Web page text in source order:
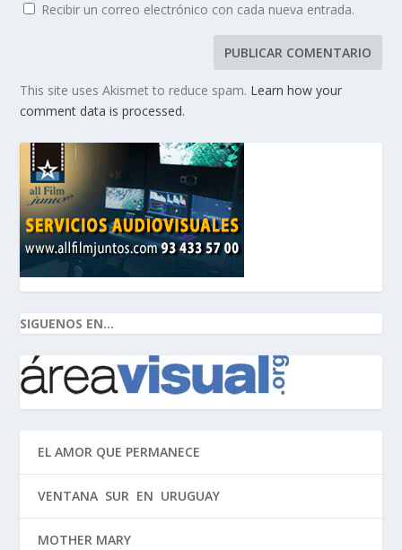
Recibir un correo electrónico con cada nueva entrada.
This site uses Akismet to reduce spam. Learn how your
comment data is processed.
SIGUENOS EN...
EL AMOR QUE PERMANECE
VENTANA SUR EN URUGUAY
MOTHER MARY